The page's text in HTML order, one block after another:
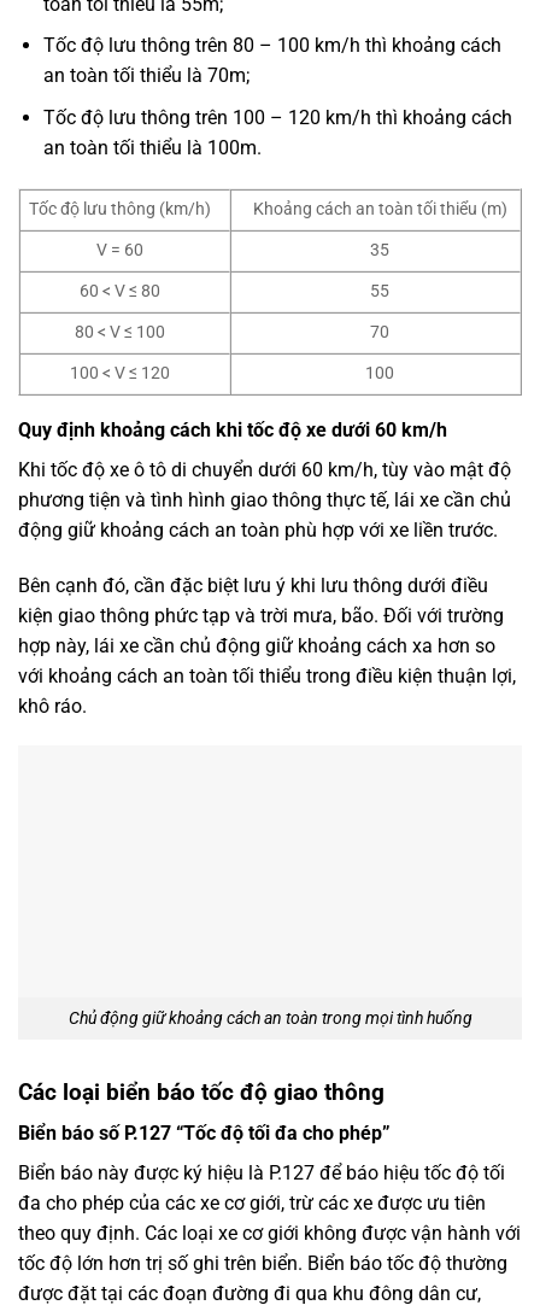
Tốc độ lưu thông trên 80 – 100 km/h thì khoảng cách
an toàn tối thiểu là 70m;
Tốc độ lưu thông trên 100 – 120 km/h thì khoảng cách
an toàn tối thiểu là 100m.
Tốc độ lưu thông (km/h)
Khoảng cách an toàn tối thiểu (m)
V = 60
35
60 < V ≤ 80
55
80 < V ≤ 100
70
100 < V ≤ 120
100
Quy định khoảng cách khi tốc độ xe dưới 60 km/h
Khi tốc độ xe ô tô di chuyển dưới 60 km/h, tùy vào mật độ
phương tiện và tình hình giao thông thực tế, lái xe cần chủ
động giữ khoảng cách an toàn phù hợp với xe liền trước.
Bên cạnh đó, cần đặc biệt lưu ý khi lưu thông dưới điều
kiện giao thông phức tạp và trời mưa, bão. Đối với trường
hợp này, lái xe cần chủ động giữ khoảng cách xa hơn so
với khoảng cách an toàn tối thiểu trong điều kiện thuận lợi,
khô ráo.
Chủ động giữ khoảng cách an toàn trong mọi tình huống
Các loại biển báo tốc độ giao thông
Biển báo số P.127 “Tốc độ tối đa cho phép”
Biển báo này được ký hiệu là P.127 để báo hiệu tốc độ tối
đa cho phép của các xe cơ giới, trừ các xe được ưu tiên
theo quy định. Các loại xe cơ giới không được vận hành với
tốc độ lớn hơn trị số ghi trên biển. Biển báo tốc độ thường
được đặt tại các đoạn đường đi qua khu đông dân cư,